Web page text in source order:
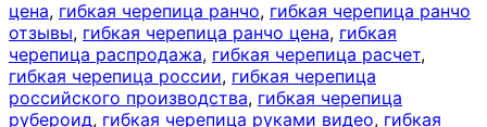
цена, гибкая черепица ранчо, гибкая черепица ранчо
отзывы, гибкая черепица ранчо цена, гибкая
черепица распродажа, гибкая черепица расчет,
гибкая черепица россии, гибкая черепица
российского производства, гибкая черепица
рубероид, гибкая черепица руками видео, гибкая